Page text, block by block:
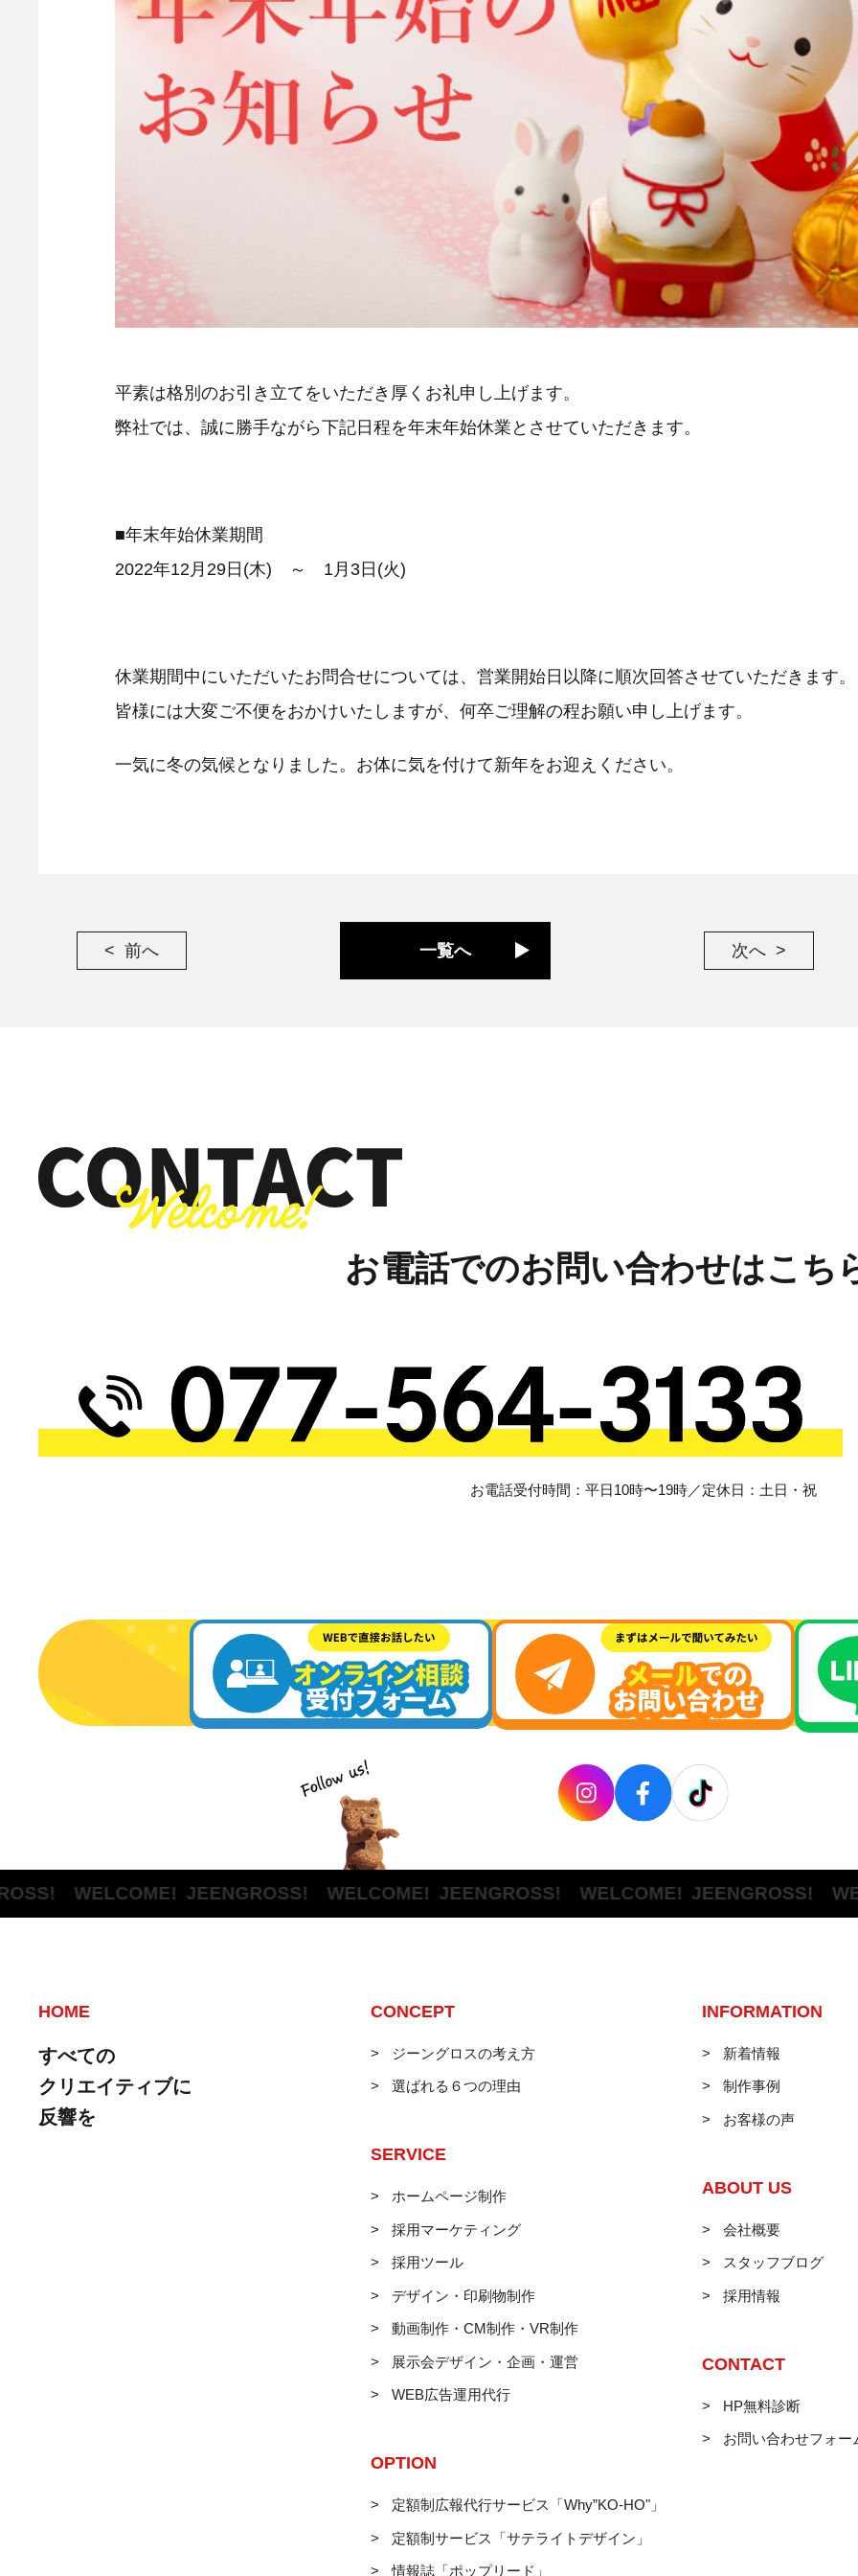
平素は格別のお引き立てをいただき厚くお礼申し上げます。
弊社では、誠に勝手ながら下記日程を年末年始休業とさせていただきます。
■年末年始休業期間
2022年12月29日(木) ～ 1月3日(火)
休業期間中にいただいたお問合せについては、営業開始日以降に順次回答させていただきます。
皆様には大変ご不便をおかけいたしますが、何卒ご理解の程お願い申し上げます。
一気に冬の気候となりました。お体に気を付けて新年をお迎えください。
前へ 次へ
一覧へ
お電話でのお問い合わせはこち
お電話受付時間：平日10時〜19時／定休日：土日・祝
WELCOME!JEENGROSS! WELCOME!JEENGROSS! WELCOME!JEENGROSS!
HOME
すべての
クリエイティブに
反響を
CONCEPT
ジーングロスの考え方
選ばれる６つの理由
SERVICE
ホームページ制作
採用マーケティング
採用ツール
デザイン・印刷物制作
動画制作・CM制作・VR制作
展示会デザイン・企画・運営
WEB広告運用代行
OPTION
定額制広報代行サービス「Why”KO-HO"」
定額制サービス「サテライトデザイン」
情報誌「ポップリード」
INFORMATION
新着情報
制作事例
お客様の声
ABOUT US
会社概要
スタッフブログ
採用情報
CONTACT
HP無料診断
お問い合わせフォー